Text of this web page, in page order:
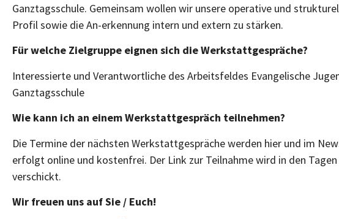
Ganztagsschule. Gemeinsam wollen wir unsere operative und
Profil sowie die An-erkennung intern und extern zu stärken.
Für welche Zielgruppe eignen sich die Werkstattgespräche?
Interessierte und Verantwortliche des Arbeitsfeldes Evangelische
Ganztagsschule
Wie kann ich an einem Werkstattgespräch teilnehmen?
Die Termine der nächsten Werkstattgespräche werden hier und im
erfolgt online und kostenfrei. Der Link zur Teilnahme wird in den
verschickt.
Wir freuen uns auf Sie / Euch!